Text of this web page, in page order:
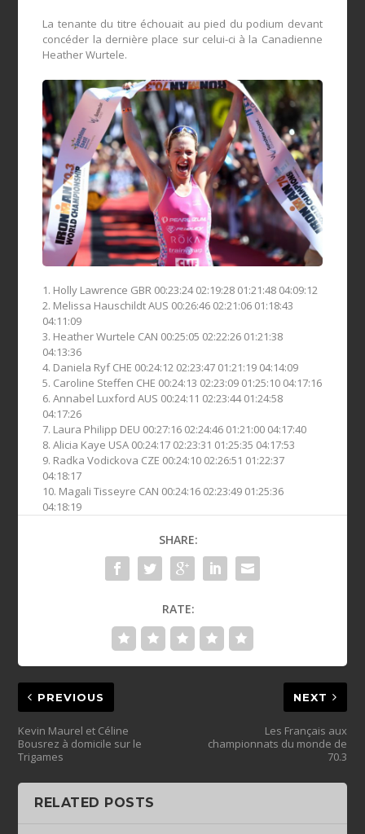
La tenante du titre échouait au pied du podium devant
concéder la dernière place sur celui-ci à la Canadienne
Heather Wurtele.
1. Holly Lawrence GBR 00:23:24 02:19:28 01:21:48 04:09:12
2. Melissa Hauschildt AUS 00:26:46 02:21:06 01:18:43
04:11:09
3. Heather Wurtele CAN 00:25:05 02:22:26 01:21:38
04:13:36
4. Daniela Ryf CHE 00:24:12 02:23:47 01:21:19 04:14:09
5. Caroline Steffen CHE 00:24:13 02:23:09 01:25:10 04:17:16
6. Annabel Luxford AUS 00:24:11 02:23:44 01:24:58
04:17:26
7. Laura Philipp DEU 00:27:16 02:24:46 01:21:00 04:17:40
8. Alicia Kaye USA 00:24:17 02:23:31 01:25:35 04:17:53
9. Radka Vodickova CZE 00:24:10 02:26:51 01:22:37
04:18:17
10. Magali Tisseyre CAN 00:24:16 02:23:49 01:25:36
04:18:19
SHARE:
RATE:
PREVIOUS
Kevin Maurel et Céline
Bousrez à domicile sur le
Trigames
NEXT
Les Français aux
championnats du monde de
70.3
RELATED POSTS